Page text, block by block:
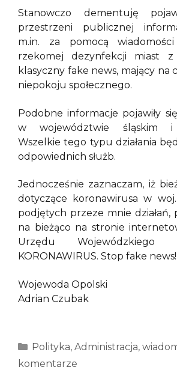
Stanowczo dementuję
przestrzeni publicznej
m.in. za pomocą
rzekomej dezynfekcji miast
klasyczny fake news, mający na
niepokoju społecznego.
Podobne informacje pojawiły
w województwie śląskim i
Wszelkie tego typu działania
odpowiednich służb.
Jednocześnie zaznaczam, iż
dotyczące koronawirusa w
podjętych przeze mnie działań,
na bieżąco na stronie
Urzędu Wojewódzkiego
KORONAWIRUS. Stop fake news!
Wojewoda Opolski
Adrian Czubak
Kategorie
Polityka, Administracja,
komentarze